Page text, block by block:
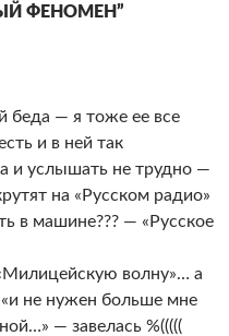
ФЕНОМЕН”
беда — я тоже ее все
и в ней так
и услышать не трудно —
на «Русском радио»
в машине??? — «Русское
волну»… а
«и не нужен больше мне
— завелась %(((((